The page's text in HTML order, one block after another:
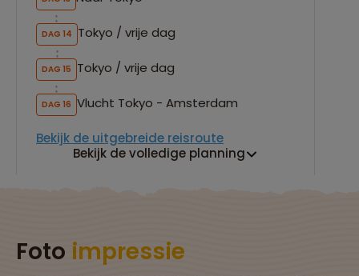
DAG 14 Tokyo / vrije dag
DAG 15 Tokyo / vrije dag
DAG 16 Vlucht Tokyo - Amsterdam
Bekijk de uitgebreide reisroute
Bekijk de volledige planning
Foto impressie